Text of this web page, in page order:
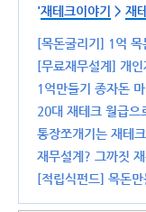
'재테크이야기 > 재
[목돈굴리기] 1억
략과 재무설계 필요
[무료재무설계] 개
를 위한 무료재무설
1억만들기 종자돈
20대 재테크 월급으
재테크
(40)
통장쪼개기는 재테
재무설계? 그까짓
[적립식펀드] 목돈